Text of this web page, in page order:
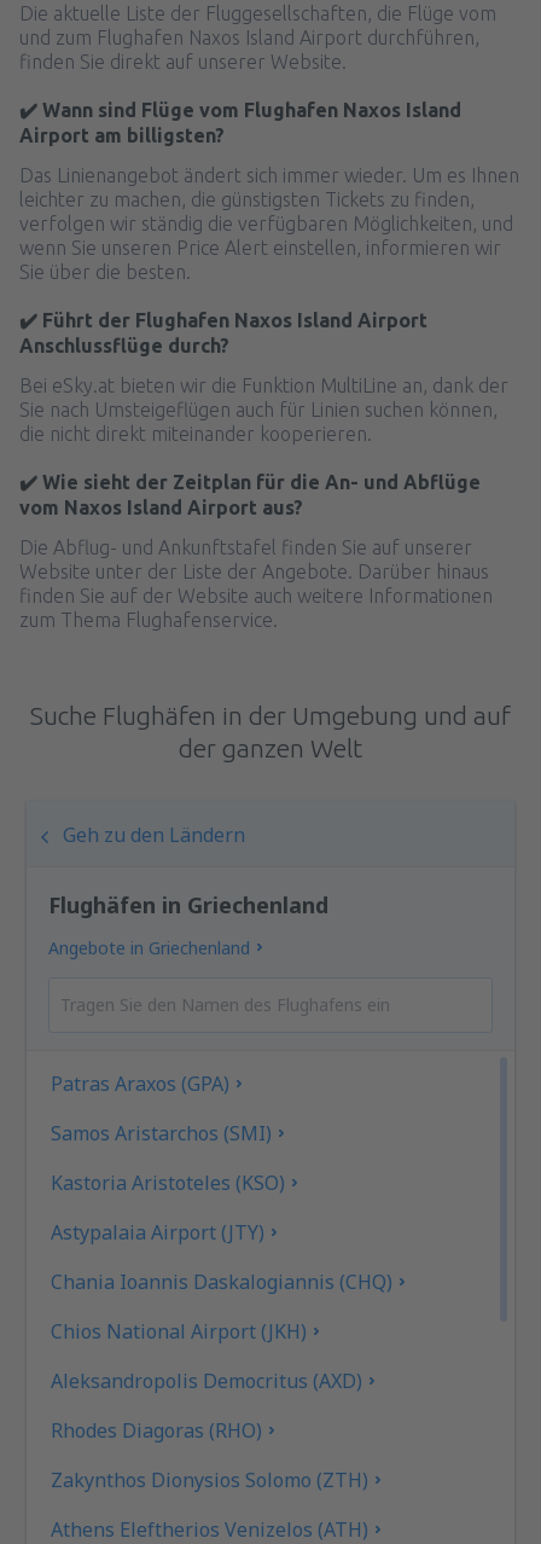
Die aktuelle Liste der Fluggesellschaften, die Flüge vom
und zum Flughafen Naxos Island Airport durchführen,
finden Sie direkt auf unserer Website.
✔️ Wann sind Flüge vom Flughafen Naxos Island
Airport am billigsten?
Das Linienangebot ändert sich immer wieder. Um es Ihnen
leichter zu machen, die günstigsten Tickets zu finden,
verfolgen wir ständig die verfügbaren Möglichkeiten, und
wenn Sie unseren Price Alert einstellen, informieren wir
Sie über die besten.
✔️ Führt der Flughafen Naxos Island Airport
Anschlussflüge durch?
Bei eSky.at bieten wir die Funktion MultiLine an, dank der
Sie nach Umsteigeflügen auch für Linien suchen können,
die nicht direkt miteinander kooperieren.
✔️ Wie sieht der Zeitplan für die An- und Abflüge
vom Naxos Island Airport aus?
Die Abflug- und Ankunftstafel finden Sie auf unserer
Website unter der Liste der Angebote. Darüber hinaus
finden Sie auf der Website auch weitere Informationen
zum Thema Flughafenservice.
Suche Flughäfen in der Umgebung und auf
der ganzen Welt
Geh zu den Ländern
Flughäfen in Griechenland
Angebote in Griechenland
Patras Araxos (GPA)
Samos Aristarchos (SMI)
Kastoria Aristoteles (KSO)
Astypalaia Airport (JTY)
Chania Ioannis Daskalogiannis (CHQ)
Chios National Airport (JKH)
Aleksandropolis Democritus (AXD)
Rhodes Diagoras (RHO)
Zakynthos Dionysios Solomo (ZTH)
Athens Eleftherios Venizelos (ATH)